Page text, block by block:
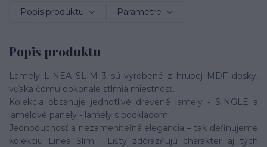
Popis produktu Parametre
Popis produktu
Lamely LINEA SLIM 3 sú vyrobené z hrubej MDF dosky,
vďaka čomu dokonale stlmia miestnosť.
Kolekcia obsahuje jednotlivé drevené lamely - SINGLE a
lamelové panely - lamely s podkladom.
Jednoduchosť a nezameniteľná elegancia – tak definujeme
kolekciu Linea Slim . Lišty zdôrazňujú charakter aj tých